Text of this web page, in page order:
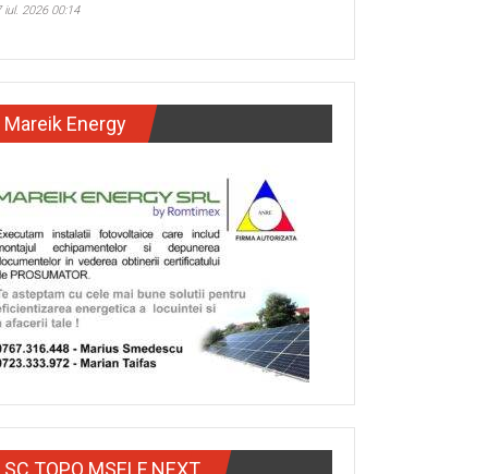
iul. 2026 00:14
Mareik Energy
SC TOPO MSELF NEXT